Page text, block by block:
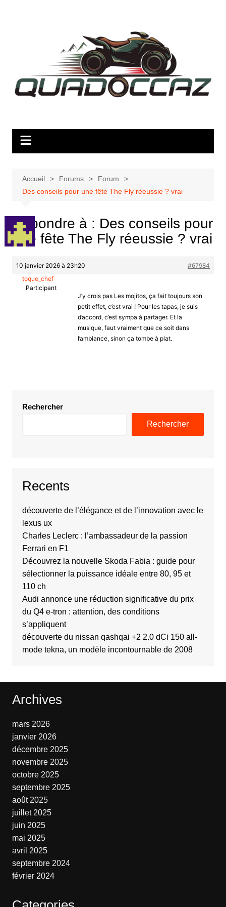
Accueil Forums
Forum
Des conseils pour une fête The Fly réeussie ? vrai
Répondre à : Des conseils pour
une fête The Fly réeussie ? vrai
10 janvier 2026 à 23h20
#67984
toque_chef
Participant
J’y crois pas Les mojitos, ça fait toujours son
petit effet, c’est vrai ! Pour les tapas, je suis
d’accord, c’est sympa à partager. Et la
musique, faut vraiment que ce soit dans
l’ambiance, sinon ça tombe à plat.
Rechercher
Rechercher
Recents
découverte de l’élégance et de l’innovation avec le
lexus ux
Charles Leclerc : l’ambassadeur de la passion
Ferrari en F1
Découvrez la nouvelle Skoda Fabia : guide pour
sélectionner la puissance idéale entre 80, 95 et
110 ch
Audi annonce une réduction significative du prix
du Q4 e-tron : attention, des conditions
s’appliquent
découverte du nissan qashqai +2 2.0 dCi 150 all-
mode tekna, un modèle incontournable de 2008
Archives
mars 2026
janvier 2026
décembre 2025
novembre 2025
octobre 2025
septembre 2025
août 2025
juillet 2025
juin 2025
mai 2025
avril 2025
septembre 2024
février 2024